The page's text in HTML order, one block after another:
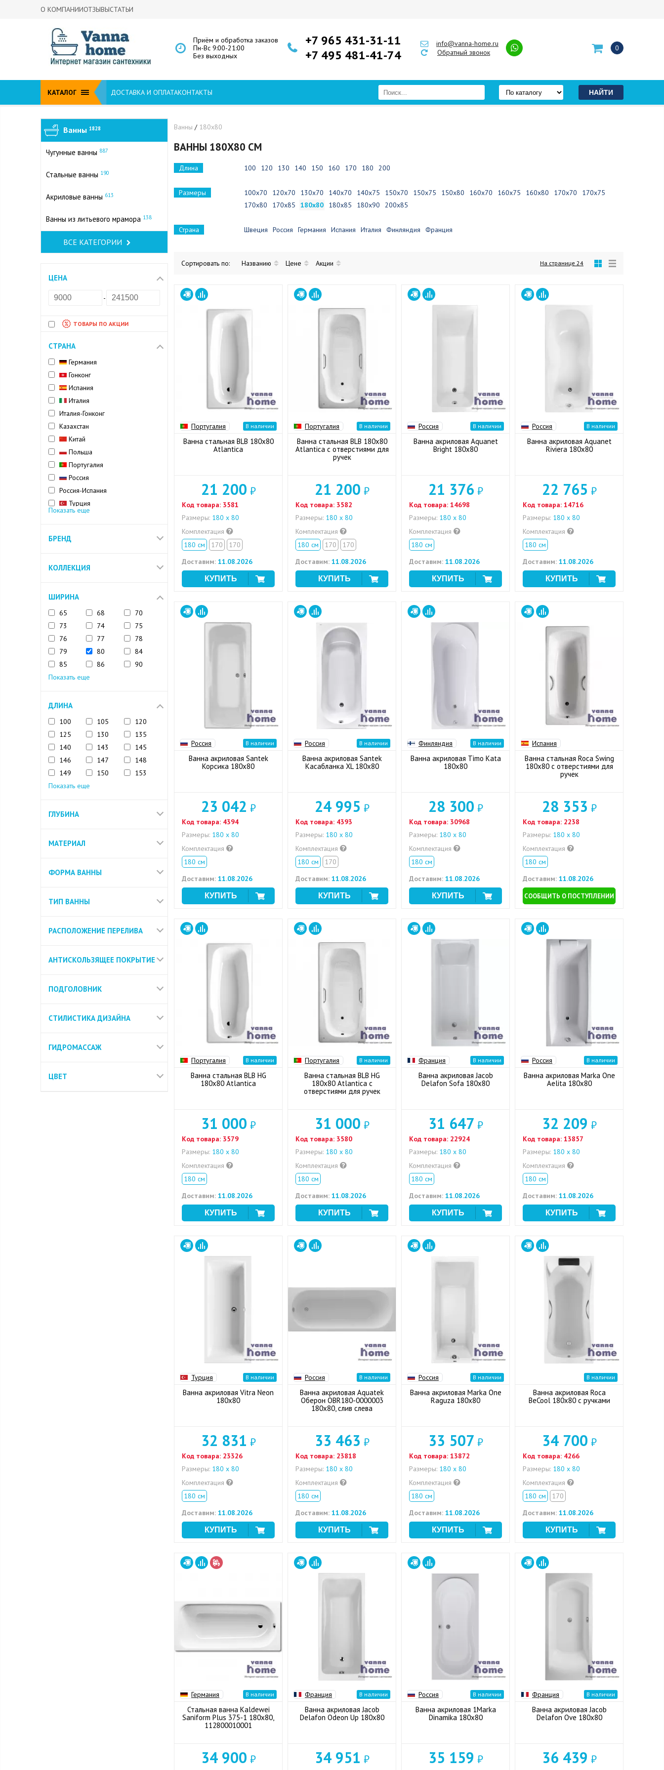
О КОМПАНИИОТЗЫВЫСТАТЬИ
Приём и обработка заказов
Пн-Вс 9:00-21:00
Без выходных
+7 965 431-31-11
+7 495 481-41-74
info@vanna-home.ru
Обратный звонок
0
КАТАЛОГ ДОСТАВКА И ОПЛАТАКОНТАКТЫ
Ванны 1828
Чугунные ванны 887
Стальные ванны 190
Акриловые ванны 613
Ванны из литьевого мрамора 138
ВСЕ КАТЕГОРИИ
ЦЕНА
-
ТОВАРЫ ПО АКЦИИ
СТРАНА
Германия
Гонконг
Испания
Италия
Италия-Гонконг
Казахстан
Китай
Польша
Португалия
Россия
Россия-Испания
Турция
Финляндия
Чехия
Показать еще
БРЕНД
КОЛЛЕКЦИЯ
ШИРИНА
65 68
70
73
74
75
76
77
78
79
80
84
85
86
90
Показать еще
ДЛИНА
100 105
120
125
130
135
140
143
145
146
147
148
149
150
153
Показать еще
ГЛУБИНА
МАТЕРИАЛ
ФОРМА ВАННЫ
ТИП ВАННЫ
РАСПОЛОЖЕНИЕ ПЕРЕЛИВА
АНТИСКОЛЬЗЯЩЕЕ ПОКРЫТИЕ
ПОДГОЛОВНИК
СТИЛИСТИКА ДИЗАЙНА
ГИДРОМАССАЖ
ЦВЕТ
Ванны / 180х80
ВАННЫ 180Х80 СМ
Длина 100 120 130 140 150 160 170 180 200
Размеры 100х70 120х70 130х70 140х70 140х75 150х70 150х75 150х80 160х70 160х75 160х80 170х70
170х75
170х80
170х85 180х80 180х85 180х90 200х85
Страна Швеция Россия Германия Испания Италия Финляндия Франция
Сортировать по: Названию Цене Акции На странице 24
Португалия В наличии
Ванна стальная BLB 180x80
Atlantica
21 200 ₽
Код товара: 3581
Размеры: 180 x 80
Комплектация
180 см
170
170
Доставим: 11.08.2026
Португалия В наличии
Ванна стальная BLB 180x80
Atlantica с отверстиями для
ручек
21 200 ₽
Код товара: 3582
Размеры: 180 x 80
Комплектация
180 см
170
170
Доставим: 11.08.2026
Россия В наличии
Ванна акриловая Aquanet
Bright 180x80
21 376 ₽
Код товара: 14698
Размеры: 180 x 80
Комплектация
180 см
Доставим: 11.08.2026
Россия В наличии
Ванна акриловая Aquanet
Riviera 180x80
22 765 ₽
Код товара: 14716
Размеры: 180 x 80
Комплектация
180 см
Доставим: 11.08.2026
Россия В наличии
Ванна акриловая Santek
Корсика 180x80
23 042 ₽
Код товара: 4394
Размеры: 180 x 80
Комплектация
180 см
Доставим: 11.08.2026
Россия В наличии
Ванна акриловая Santek
Касабланка XL 180x80
24 995 ₽
Код товара: 4393
Размеры: 180 x 80
Комплектация
180 см
170
Доставим: 11.08.2026
Финляндия В наличии
Ванна акриловая Timo Kata
180x80
28 300 ₽
Код товара: 30968
Размеры: 180 x 80
Комплектация
180 см
Доставим: 11.08.2026
Испания
Ванна стальная Roca Swing
180х80 с отверстиями для
ручек
28 353 ₽
Код товара: 2238
Размеры: 180 x 80
Комплектация
180 см
Доставим: 11.08.2026
СООБЩИТЬ О ПОСТУПЛЕНИИ
Португалия В наличии
Ванна стальная BLB HG
180x80 Atlantica
31 000 ₽
Код товара: 3579
Размеры: 180 x 80
Комплектация
180 см
Доставим: 11.08.2026
Португалия В наличии
Ванна стальная BLB HG
180x80 Atlantica с
отверстиями для ручек
31 000 ₽
Код товара: 3580
Размеры: 180 x 80
Комплектация
180 см
Доставим: 11.08.2026
Франция В наличии
Ванна акриловая Jacob
Delafon Sofa 180x80
31 647 ₽
Код товара: 22924
Размеры: 180 x 80
Комплектация
180 см
Доставим: 11.08.2026
Россия В наличии
Ванна акриловая Marka One
Aelita 180x80
32 209 ₽
Код товара: 13857
Размеры: 180 x 80
Комплектация
180 см
Доставим: 11.08.2026
Турция В наличии
Ванна акриловая Vitra Neon
180x80
32 831 ₽
Код товара: 23326
Размеры: 180 x 80
Комплектация
180 см
Доставим: 11.08.2026
Россия В наличии
Ванна акриловая Aquatek
Оберон OBR180-0000003
180x80, слив слева
33 463 ₽
Код товара: 23818
Размеры: 180 x 80
Комплектация
180 см
Доставим: 11.08.2026
Россия В наличии
Ванна акриловая Marka One
Raguza 180x80
33 507 ₽
Код товара: 13872
Размеры: 180 x 80
Комплектация
180 см
Доставим: 11.08.2026
В наличии
Ванна акриловая Roca
BeCool 180x80 с ручками
34 700 ₽
Код товара: 4266
Размеры: 180 x 80
Комплектация
180 см
170
Доставим: 11.08.2026
Германия В наличии
Стальная ванна Kaldewei
Saniform Plus 375-1 180x80,
112800010001
34 900 ₽
Франция В наличии
Ванна акриловая Jacob
Delafon Odeon Up 180x80
34 951 ₽
Россия В наличии
Ванна акриловая 1Marka
Dinamika 180x80
35 159 ₽
Франция В наличии
Ванна акриловая Jacob
Delafon Ove 180x80
36 439 ₽